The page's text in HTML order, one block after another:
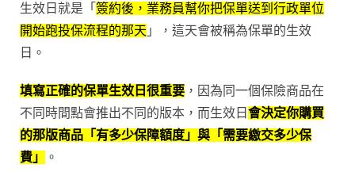
生效日就是「 簽約後，業務員幫你把保單送到行政單位
開始跑投保流程的那天 」，這天會被稱為保單的生效
日。
填寫正確的保單生效日很重要 ，因為同一個保險商品在
不同時間點會推出不同的版本，而生效日 會決定你購買
的那版商品「有多少保障額度」與「需要繳交多少保
費」
。